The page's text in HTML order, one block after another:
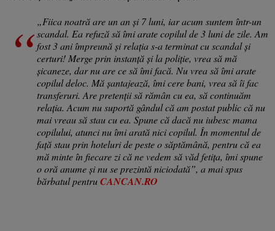
„Fiica noatră are un an și 7 luni, iar acum suntem într-un
scandal. Ea refuză să îmi arate copilul de 3 luni de zile. Am
fost 3 ani împreună și relația s-a terminat cu scandal și
certuri! Merge prin instanță și la poliție, vrea să mă
șicaneze, dar nu are ce să îmi facă. Nu vrea să îmi arate
copilul deloc. Mă șantajează, îmi cere bani, vrea să îi fac
transferuri. Are pretenții să rămân cu ea, să continuăm
relația. Acum nu suportă gândul că am postat public că nu
mai vreau să stau cu ea. Spune că dacă nu iubesc mama
copilului, atunci nu îmi arată nici copilul. În momentul de
față stau prin hoteluri de peste o săptămână, pentru că ea
mă minte în fiecare zi că ne vedem să văd fetița, îmi spune
o oră anume și nu se prezintă niciodată”, a mai spus
bărbatul pentruCANCAN.RO